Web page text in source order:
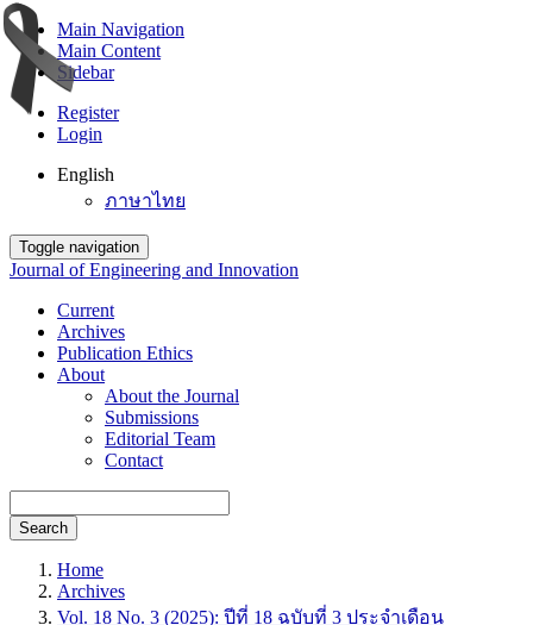
Main Navigation
Main Content
Sidebar
Register
Login
English
ภาษาไทย
Toggle navigation
Journal of Engineering and Innovation
Current
Archives
Publication Ethics
About
About the Journal
Submissions
Editorial Team
Contact
Search
Home
Archives
Vol. 18 No. 3 (2025): ปีที่ 18 ฉบับที่ 3 ประจำเดือน